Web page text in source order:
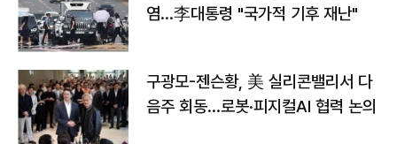
염…李대통령 "국가적 기후 재난"
구광모-젠슨황, 美 실리콘밸리서 다
음주 회동…로봇·피지컬AI 협력 논의